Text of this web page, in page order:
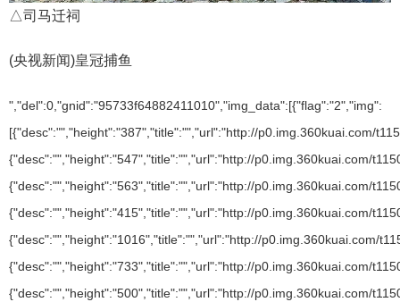
△司马迁祠
(央视新闻)皇冠捕鱼
","del":0,"gnid":"95733f64882411010","img_data":[{"flag":"2","img":
[{"desc":"","height":"387","title":"","url":"http://p0.img.360kuai.com/
{"desc":"","height":"547","title":"","url":"http://p0.img.360kuai.com/
{"desc":"","height":"563","title":"","url":"http://p0.img.360kuai.com/
{"desc":"","height":"415","title":"","url":"http://p0.img.360kuai.com/
{"desc":"","height":"1016","title":"","url":"http://p0.img.360kuai.com/
{"desc":"","height":"733","title":"","url":"http://p0.img.360kuai.com/
{"desc":"","height":"500","title":"","url":"http://p0.img.360kuai.com/